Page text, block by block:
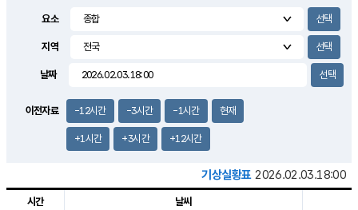
3.3m/s
요소
지역
날짜
이전자료 -12시간 -3시간 -1시간 현재
+1시간 +3시간 +12시간
기상실황표 2026.02.03.18:00
시간 날씨